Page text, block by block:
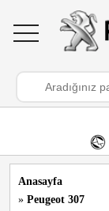
toggle
navigation
Anasayfa
» Peugeot 307